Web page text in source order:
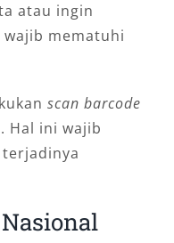
atau ingin
mematuhi
scan barcode
Hal ini wajib